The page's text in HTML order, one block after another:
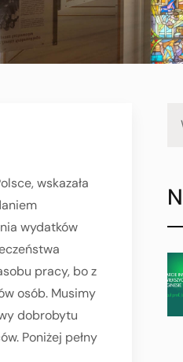
wskazała
wydatków
pracy, bo z
osób. Musimy
dobrobytu
Poniżej pełny